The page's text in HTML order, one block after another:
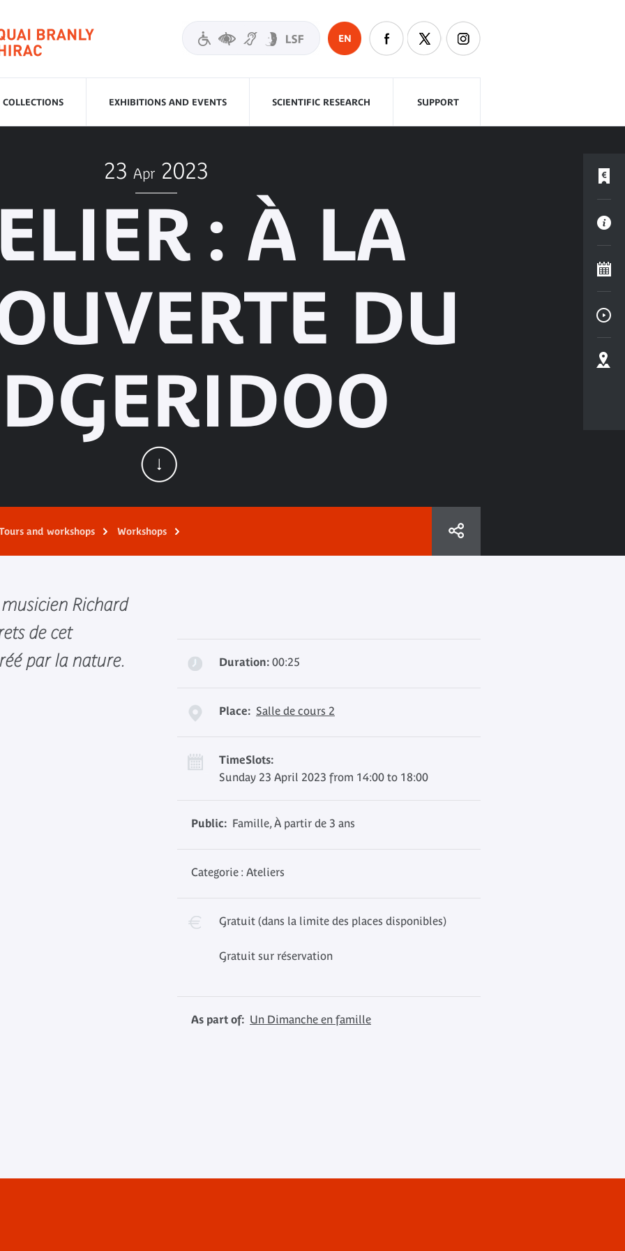
EN
COLLECTIONS EXHIBITIONS AND EVENTS SCIENTIFIC RESEARCH SUPPORT
23 Apr 2023
: À LA
DU
and workshops Workshops
Richard
de cet
par la nature.
Duration: 00:25
Place: Salle de cours 2
TimeSlots:
Sunday 23 April 2023 from 14:00 to 18:00
Public: Famille, À partir de 3 ans
Categorie : Ateliers
Gratuit (dans la limite des places disponibles)
Gratuit sur réservation
As part of: Un Dimanche en famille